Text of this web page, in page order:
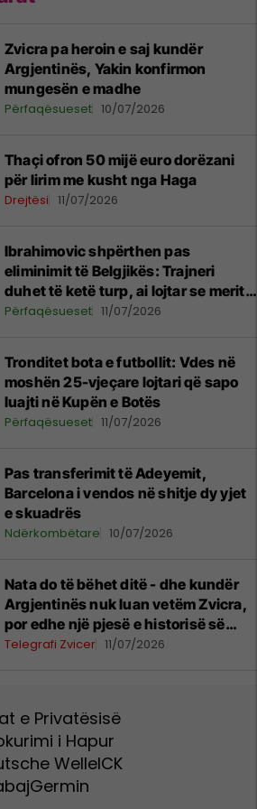
Zvicra pa heroin e saj kundër
Argjentinës, Yakin konfirmon
mungesën e madhe
Përfaqësueset 10/07/2026
Thaçi ofron 50 mijë euro dorëzani
për lirim me kusht nga Haga
Drejtësi 11/07/2026
Ibrahimovic shpërthen pas
eliminimit të Belgjikës: Trajneri
duhet të ketë turp, ai lojtar se meritoi
të luante
Përfaqësueset 11/07/2026
Tronditet bota e futbollit: Vdes në
moshën 25-vjeçare lojtari që sapo
luajti në Kupën e Botës
Përfaqësueset 11/07/2026
Pas transferimit të Adeyemit,
Barcelona i vendos në shitje dy yjet
e skuadrës
Ndërkombëtare 10/07/2026
Nata do të bëhet ditë - dhe kundër
Argjentinës nuk luan vetëm Zvicra,
por edhe një pjesë e historisë së
Kosovës
Telegrafi Zvicer 11/07/2026
e Privatësisë
i Hapur
WelleICK
Germin